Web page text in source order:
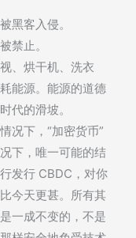
黑客入侵。
禁止。
、烘干机、洗衣
能源。能源的道德
代的滑坡。
况下，“加密货币”
下，唯一可能的结
发行 CBDC，对你
今天更甚。所有其
一成不变的，不是